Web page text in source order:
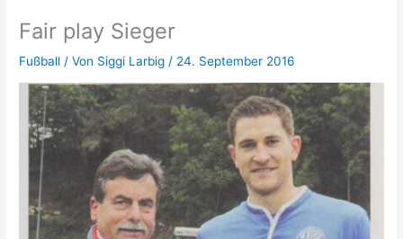
Fair play Sieger
Fußball / Von Siggi Larbig / 24. September 2016